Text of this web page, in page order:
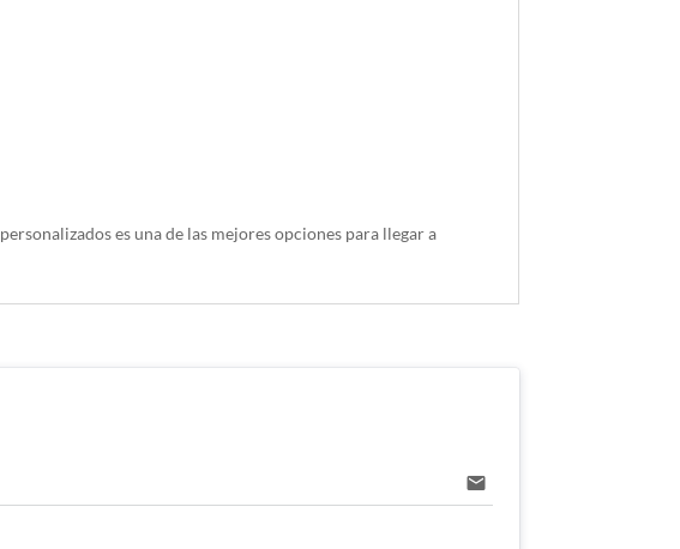
es una de las mejores opciones para llegar a
email